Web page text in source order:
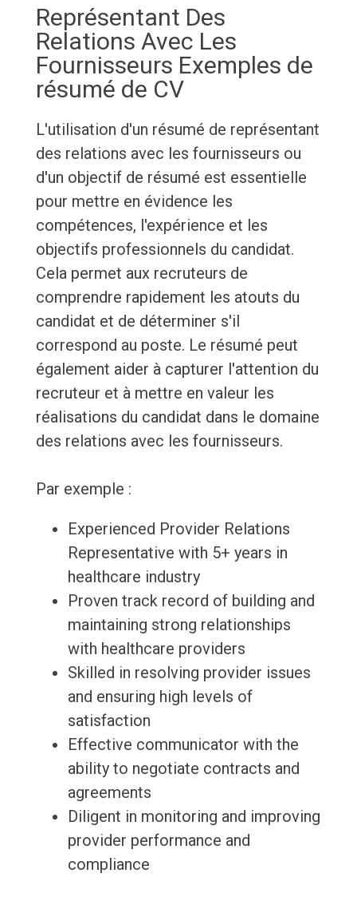
Représentant Des
Relations Avec Les
Fournisseurs Exemples de
résumé de CV
L'utilisation d'un résumé de représentant
des relations avec les fournisseurs ou
d'un objectif de résumé est essentielle
pour mettre en évidence les
compétences, l'expérience et les
objectifs professionnels du candidat.
Cela permet aux recruteurs de
comprendre rapidement les atouts du
candidat et de déterminer s'il
correspond au poste. Le résumé peut
également aider à capturer l'attention du
recruteur et à mettre en valeur les
réalisations du candidat dans le domaine
des relations avec les fournisseurs.
Par exemple :
Experienced Provider Relations
Representative with 5+ years in
healthcare industry
Proven track record of building and
maintaining strong relationships
with healthcare providers
Skilled in resolving provider issues
and ensuring high levels of
satisfaction
Effective communicator with the
ability to negotiate contracts and
agreements
Diligent in monitoring and improving
provider performance and
compliance